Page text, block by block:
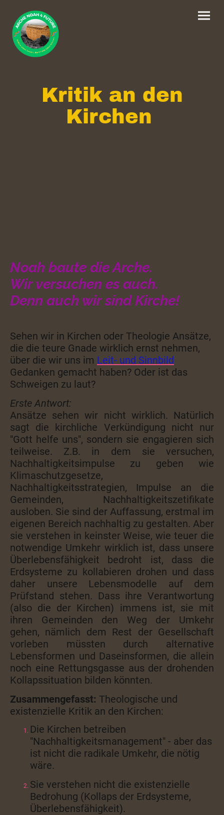
Kritik an den
Kirchen
Noah baute die Arche.
Wir versuchen es auch.
Denn auch wir sind Kirche!
Sehen wir in Kirchen oder Theologie Ansätze,
die die teure Gnade wirklich ernst nehmen,
über die wir uns im Leit- und Sinnbild
Gedanken gemacht haben? Oder ist das
Schweigen zu laut?
Erste Antwort:
Ansätze sehen wir nicht wirklich. Natürlich
sagt die kirchliche Verkündigung nicht nur
"Gott helfe uns", sondern sie engagieren sich
teilweise. Z.B. in dem sie versuchen,
Nachhaltigkeitsimpulse zu geben wie
Klimaschutzgesetze,
Nachhaltigkeitsstrategien, Impulse an die
Gemeinden, Nachhaltigkeitszetifikate
ausloben. Sie sind der Auffassung, erstmal im
eigenen Bereich nachhaltig zu gestalten. Aber
sie verstehen in keinster Weise, wie teuer die
notwendige Umkehr wirklich ist, dass unsere
Überlebensfähigkeit bedroht ist, dass die
Erdsysteme zu kollabieren drohen und dass
daher unsere Lebensmodelle auf dem
Prüfstand stehen. Dass ihre Verantwortung
(also die der Kirchen) immens ist, sie mit
ihren Gemeinden den Weg der Umkehr
gehen, nämlich dem Rest der Gesellschaft
vorleben müssten durch alternative
Lebensformen und Daseinsformen, die allein
noch eine Rettungsgasse aus der drohenden
Kollapssituation bilden könnten.
Zusammengefasst: Theologische und
existenzielle Kritik an den Kirchen:
Die Kirchen betreiben
"Nachhaltigkeitsmanagement" - aber das
ist nicht die radikale Umkehr, die nötig
wäre.
Sie verstehen nicht die existenzielle
Bedrohung (Kollaps der Erdsysteme,
Überlebensfähigkeit).